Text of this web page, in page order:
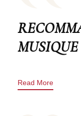
MUSIQUE
Read More